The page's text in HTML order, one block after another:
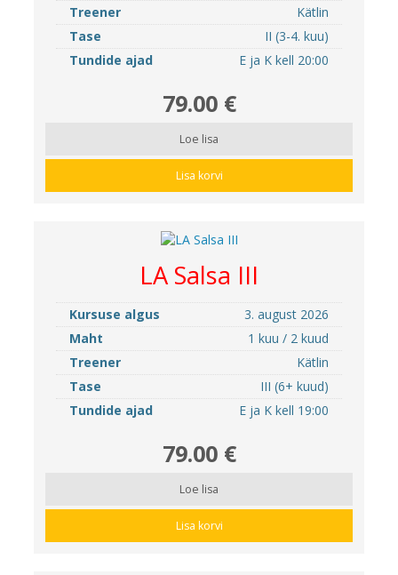
Treener
Kätlin
Tase
II (3-4. kuu)
Tundide ajad
E ja K kell 20:00
79.00 €
Loe lisa
Lisa korvi
LA Salsa III
Kursuse algus
3. august 2026
Maht
1 kuu / 2 kuud
Treener
Kätlin
Tase
III (6+ kuud)
Tundide ajad
E ja K kell 19:00
79.00 €
Loe lisa
Lisa korvi